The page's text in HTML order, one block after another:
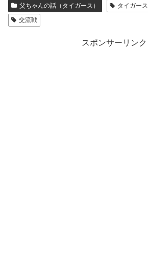
父ちゃんの話（タイガース） タイガース
交流戦
スポンサーリンク